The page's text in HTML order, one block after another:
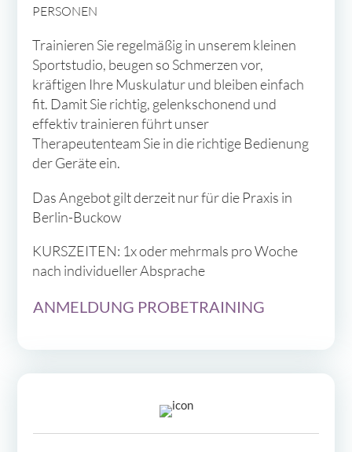
PERSONEN
Trainieren Sie regelmäßig in unserem kleinen
Sportstudio, beugen so Schmerzen vor,
kräftigen Ihre Muskulatur und bleiben einfach
fit. Damit Sie richtig, gelenkschonend und
effektiv trainieren führt unser
Therapeutenteam Sie in die richtige Bedienung
der Geräte ein.
Das Angebot gilt derzeit nur für die Praxis in
Berlin-Buckow
KURSZEITEN: 1x oder mehrmals pro Woche
nach individueller Absprache
ANMELDUNG PROBETRAINING